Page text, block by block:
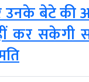
बेटे की
कर सकेगी